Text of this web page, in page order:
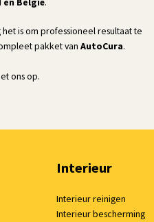
is om professioneel resultaat te
pakket vanAutoCura.
ons op.
Interieur
Interieur reinigen
Interieur bescherming